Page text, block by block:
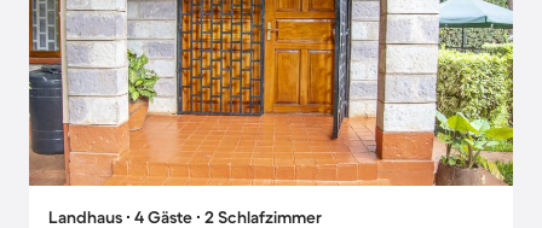
Landhaus ∙ 4 Gäste ∙ 2 Schlafzimmer